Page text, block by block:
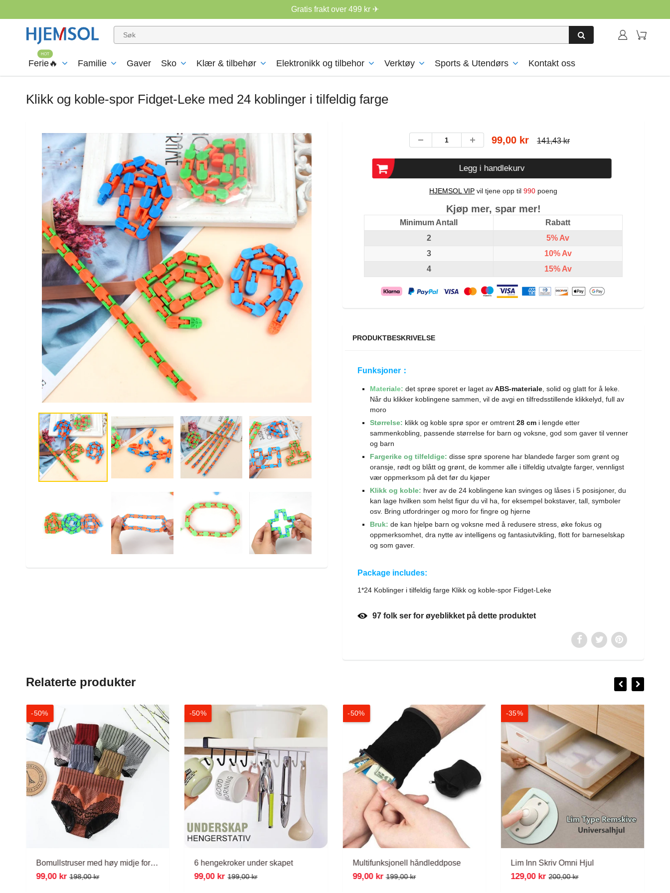
Gratis frakt over 499 kr ✈
Ferie🔥 Familie Gaver Sko Klær & tilbehør Elektronikk og tilbehor Verktøy Sports & Utendørs Kontakt oss
Klikk og koble-spor Fidget-Leke med 24 koblinger i tilfeldig farge
99,00 kr 141,43 kr
Legg i handlekurv
HJEMSOL VIP vil tjene opp til 990 poeng
Kjøp mer, spar mer!
Minimum Antall
Rabatt
2
5% Av
3
10% Av
4
15% Av
PRODUKTBESKRIVELSE
Funksjoner：
Materiale: det sprøe sporet er laget avABS-materiale , solid og glatt for å leke.
Når du klikker koblingene sammen, vil de avgi en tilfredsstillende klikkelyd, full av
moro
Størrelse: klikk og koble sprø spor er omtrent 28 cm i lengde etter
sammenkobling, passende størrelse for barn og voksne, god som gaver til venner
og barn
Fargerike og tilfeldige: disse sprø sporene har blandede farger som grønt og
oransje, rødt og blått og grønt, de kommer alle i tilfeldig utvalgte farger, vennligst
vær oppmerksom på det før du kjøper
Klikk og koble: hver av de 24 koblingene kan svinges og låses i 5 posisjoner, du
kan lage hvilken som helst figur du vil ha, for eksempel bokstaver, tall, symboler
osv. Bring utfordringer og moro for fingre og hjerne
Bruk: de kan hjelpe barn og voksne med å redusere stress, øke fokus og
oppmerksomhet, dra nytte av intelligens og fantasiutvikling, flott for barneselskap
og som gaver.
Package includes:
1*24 Koblinger i tilfeldig farge Klikk og koble-spor Fidget-Leke
97 folk ser for øyeblikket på dette produktet
Relaterte produkter
-50%
Bomullstruser med høy midje for kvinner
99,00 kr 198,00 kr
-50%
6 hengekroker under skapet
99,00 kr 199,00 kr
-50%
Multifunksjonell håndleddpose
99,00 kr 199,00 kr
-35%
Lim Inn Skriv Omni Hjul
129,00 kr 200,00 kr